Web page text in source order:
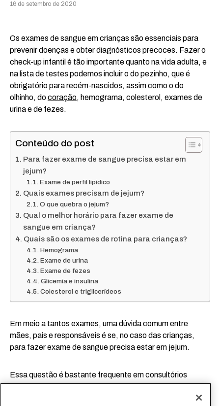
16 de setembro de 2020
Os exames de sangue em crianças são essenciais para
prevenir doenças e obter diagnósticos precoces. Fazer o
check-up infantil é tão importante quanto na vida adulta, e
na lista de testes podemos incluir o do pezinho, que é
obrigatório para recém-nascidos, assim como o do
olhinho, docoração, hemograma, colesterol, exames de
urina e de fezes.
Conteúdo do post
Para fazer exame de sangue precisa estar em
jejum?
Exame de perfil lipídico
Quais exames precisam de jejum?
O que quebra o jejum?
Qual o melhor horário para fazer exame de
sangue em criança?
Quais são os exames de rotina para crianças?
Hemograma
Exame de urina
Exame de fezes
Glicemia e insulina
Colesterol e triglicerídeos
Em meio a tantos exames, uma dúvida comum entre
mães, pais e responsáveis é se, no caso das crianças,
para fazer exame de sangue precisa estar em jejum.
Essa questão é bastante frequente em consultórios
médicos e laboratórios porquê a coleta de sangue em